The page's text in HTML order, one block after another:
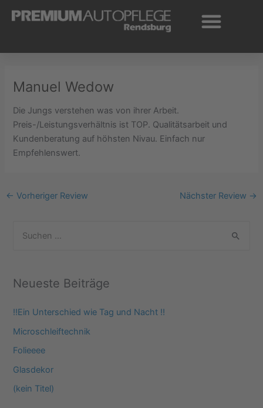
Inhalt
Manuel Wedow
Die Jungs verstehen was von ihrer Arbeit.
Preis-/Leistungsverhältnis ist TOP. Qualitätsarbeit und
Kundenberatung auf höhsten Nivau. Einfach nur
Empfehlenswert.
← Vorheriger Review Nächster Review →
h
e
c
h
Neueste Beiträge
‼️Ein Unterschied wie Tag und Nacht ‼️
Microschleiftechnik
Folieeee
Glasdekor
(kein Titel)